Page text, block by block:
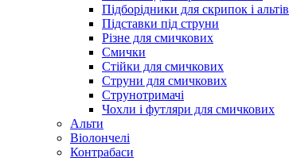
Підборiдники для скрипок і альтів
Підставки під струни
Різне для смичкових
Смички
Стійки для смичкових
Струни для смичкових
Струнотримачі
Чохли і футляри для смичкових
Альти
Віолончелі
Контрабаси